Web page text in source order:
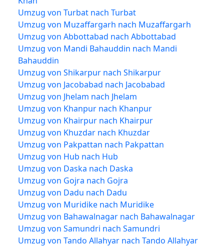
Umzug von Turbat nach Turbat
Umzug von Muzaffargarh nach Muzaffargarh
Umzug von Abbottabad nach Abbottabad
Umzug von Mandi Bahauddin nach Mandi
Bahauddin
Umzug von Shikarpur nach Shikarpur
Umzug von Jacobabad nach Jacobabad
Umzug von Jhelam nach Jhelam
Umzug von Khanpur nach Khanpur
Umzug von Khairpur nach Khairpur
Umzug von Khuzdar nach Khuzdar
Umzug von Pakpattan nach Pakpattan
Umzug von Hub nach Hub
Umzug von Daska nach Daska
Umzug von Gojra nach Gojra
Umzug von Dadu nach Dadu
Umzug von Muridike nach Muridike
Umzug von Bahawalnagar nach Bahawalnagar
Umzug von Samundri nach Samundri
Umzug von Tando Allahyar nach Tando Allahyar